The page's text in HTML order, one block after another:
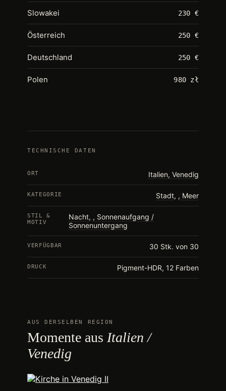
Slowakei 230 €
Österreich 250 €
Deutschland 250 €
Polen 980 zł
TECHNISCHE DATEN
ORT Italien, Venedig
KATEGORIE Stadt, Meer
STIL &
MOTIV
Nacht,
Sonnenaufgang /
Sonnenuntergang
VERFÜGBAR 30 Stk. von 30
DRUCK Pigment-HDR, 12 Farben
AUS DERSELBEN REGION
Momente aus Italien /
Venedig